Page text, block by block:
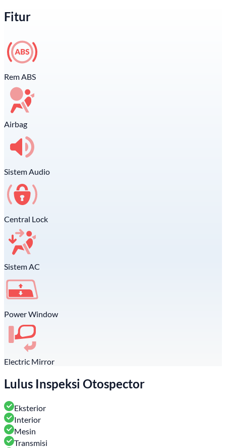
Fitur
Rem ABS
Airbag
Sistem Audio
Central Lock
Sistem AC
Power Window
Electric Mirror
Lulus Inspeksi Otospector
Eksterior
Interior
Mesin
Transmisi